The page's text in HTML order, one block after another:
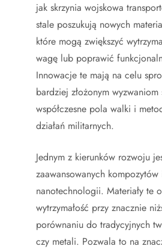
jak skrzynia wojskowa
stale poszukują nowych
które mogą zwiększyć
wagę lub poprawić
Innowacje te mają na celu
bardziej złożonym
współczesne pola walki i
działań militarnych.
Jednym z kierunków rozwoju
zaawansowanych kompozytów
nanotechnologii. Materiały te
wytrzymałość przy znacznie
porównaniu do tradycyjnych
czy metali. Pozwala to na